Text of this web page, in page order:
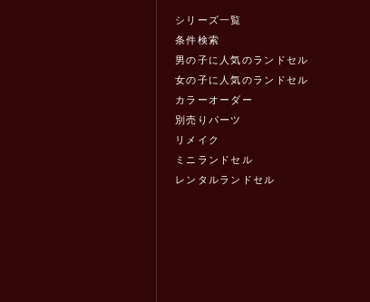
シリーズ一覧
条件検索
男の子に人気のランドセル
女の子に人気のランドセル
カラーオーダー
別売りパーツ
リメイク
ミニランドセル
レンタルランドセル